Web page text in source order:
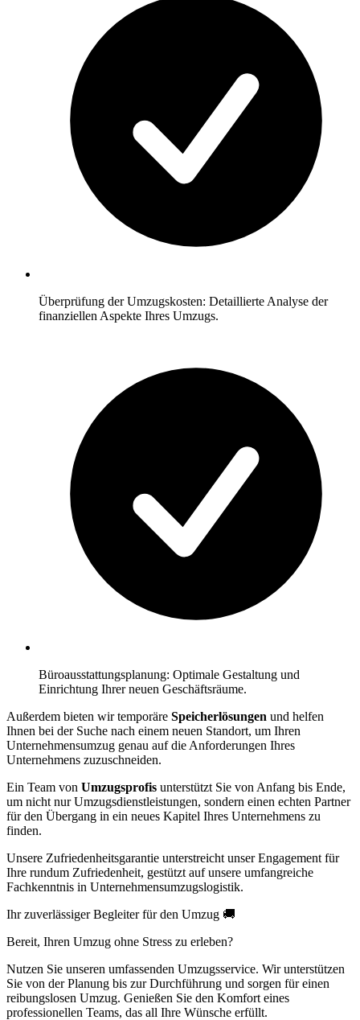
Überprüfung der Umzugskosten: Detaillierte Analyse der
finanziellen Aspekte Ihres Umzugs.
Büroausstattungsplanung: Optimale Gestaltung und
Einrichtung Ihrer neuen Geschäftsräume.
Außerdem bieten wir temporäre Speicherlösungen und helfen
Ihnen bei der Suche nach einem neuen Standort, um Ihren
Unternehmensumzug genau auf die Anforderungen Ihres
Unternehmens zuzuschneiden.
Ein Team von Umzugsprofis unterstützt Sie von Anfang bis Ende,
um nicht nur Umzugsdienstleistungen, sondern einen echten Partner
für den Übergang in ein neues Kapitel Ihres Unternehmens zu
finden.
Unsere Zufriedenheitsgarantie unterstreicht unser Engagement für
Ihre rundum Zufriedenheit, gestützt auf unsere umfangreiche
Fachkenntnis in Unternehmensumzugslogistik.
Ihr zuverlässiger Begleiter für den Umzug 🚚
Bereit, Ihren Umzug ohne Stress zu erleben?
Nutzen Sie unseren umfassenden Umzugsservice. Wir unterstützen
Sie von der Planung bis zur Durchführung und sorgen für einen
reibungslosen Umzug. Genießen Sie den Komfort eines
professionellen Teams, das all Ihre Wünsche erfüllt.